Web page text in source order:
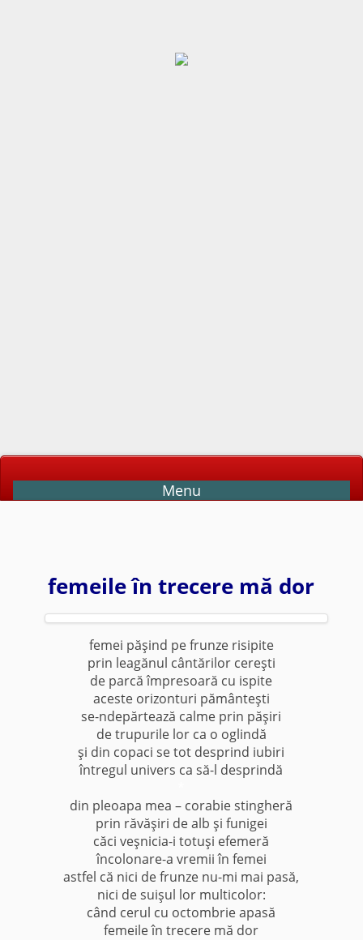
Menu
femeile în trecere mă dor
femei păşind pe frunze risipite
prin leagănul cântărilor cereşti
de parcă împresoară cu ispite
aceste orizonturi pământeşti
se-ndepărtează calme prin păşiri
de trupurile lor ca o oglindă
şi din copaci se tot desprind iubiri
întregul univers ca să-l desprindă
din pleoapa mea – corabie stingheră
prin răvăşiri de alb şi funigei
căci veşnicia-i totuşi efemeră
încolonare-a vremii în femei
astfel că nici de frunze nu-mi mai pasă,
nici de suişul lor multicolor:
când cerul cu octombrie apasă
femeile în trecere mă dor